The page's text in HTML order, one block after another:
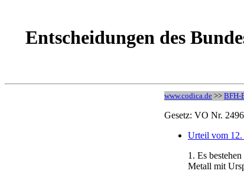
Entscheidungen des
www.codica.de >> BFH-
Gesetz: VO Nr.
Urteil vom
1. Es
Metall mit